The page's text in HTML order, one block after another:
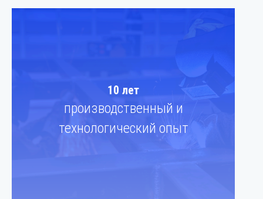
10 лет
производственный и
технологический опыт